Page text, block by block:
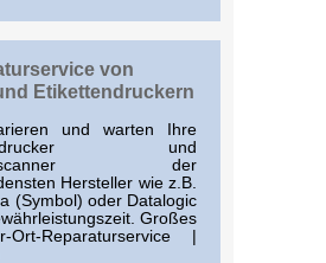
von
Etikettendruckern
und warten Ihre
und
der
Hersteller wie z.B.
(Symbol) oder Datalogic
Großes
Reparaturservice |